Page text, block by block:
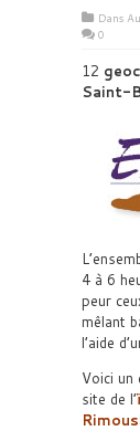
Dans
0
12
Saint-
4 à 6
peur
mêlant
l’aide
Voici un
site de l’